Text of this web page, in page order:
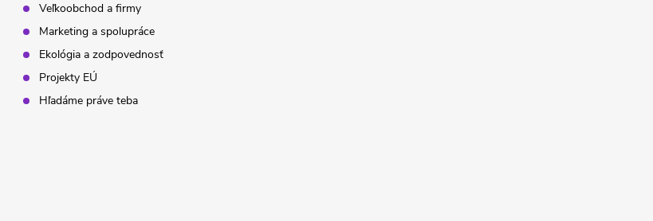
Veľkoobchod a firmy
Marketing a spolupráce
Ekológia a zodpovednosť
Projekty EÚ
Hľadáme práve teba